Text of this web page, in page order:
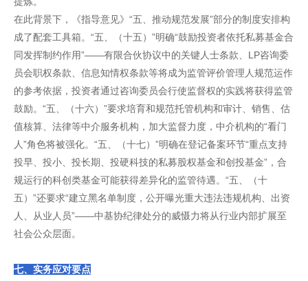
在此背景下，《指导意见》“五、推动规范发展”部分的制度安排构
成了配套工具箱。“五、（十五）”明确“鼓励投资者依托私募基金合
同发挥制约作用”——有限合伙协议中的关键人士条款、LP咨询委
员会职权条款、信息知情权条款等将成为监管评价管理人规范运作
的参考依据，投资者通过咨询委员会行使监督权的实践将获得监管
鼓励。“五、（十六）”要求培育和规范托管机构和审计、销售、估
值核算、法律等中介服务机构，加大监督力度，中介机构的“看门
人”角色将被强化。“五、（十七）”明确在登记备案环节“重点支持
投早、投小、投长期、投硬科技的私募股权基金和创投基金”，合
规运行的科创类基金可能获得差异化的监管待遇。“五、（十
五）”还要求“建立黑名单制度，公开曝光重大违法违规机构、出资
人、从业人员”——中基协纪律处分的威慑力将从行业内部扩展至
社会公众层面。
七、实务应对要点